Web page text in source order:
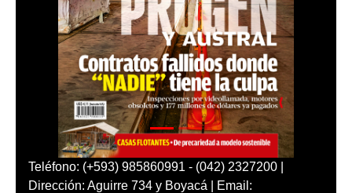
Teléfono: (+593) 985860991 - (042) 2327200 |
Dirección: Aguirre 734 y Boyacá | Email: